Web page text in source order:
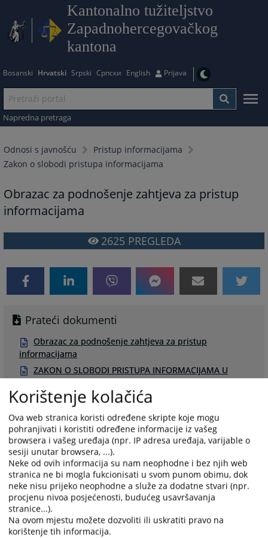
Kantonalno tužiteljstvo
Zapadnohercegovačkog
kantona
Bosanski Hrvatski Srpski Српски English Prijava
Napredna pretraga
Odnosi s javnošću
Pristup informacijama
Zakon o slobodi pristupa informacijama
Obrazac za podnošenje zahtjeva za pristup
informacijama
2625 PREGLEDA
Prateći dokumenti
Obrazac za podnošenje zahtjeva za pristup
informacijama
ZAKON O SLOBODI PRISTUPA INFORMACIJAMA U
FEDERACIJI BOSNE I HERCEGOVINE
ZAKON O SLOBODI PRISTUPA
INFORMACIJAMA U FEDERACIJI BOSNE I
HERCEGOVINE
2606PREGLEDA
Korištenje kolačića
Ova web stranica koristi određene skripte koje mogu
pohranjivati i koristiti određene informacije iz vašeg
browsera i vašeg uređaja (npr. IP adresa uređaja, varijable o
sesiji unutar browsera, ...).
Neke od ovih informacija su nam neophodne i bez njih web
stranica ne bi mogla fukcionisati u svom punom obimu, dok
neke nisu prijeko neophodne a služe za dodatne stvari (npr.
procjenu nivoa posjećenosti, budućeg usavršavanja
stranice...).
Na ovom mjestu možete dozvoliti ili uskratiti pravo na
korištenje tih informacija.